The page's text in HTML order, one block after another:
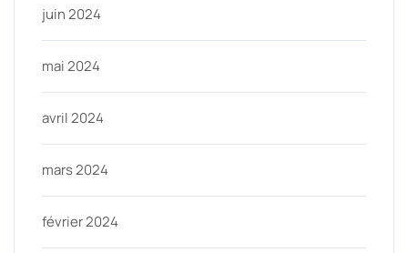
juin 2024
mai 2024
avril 2024
mars 2024
février 2024